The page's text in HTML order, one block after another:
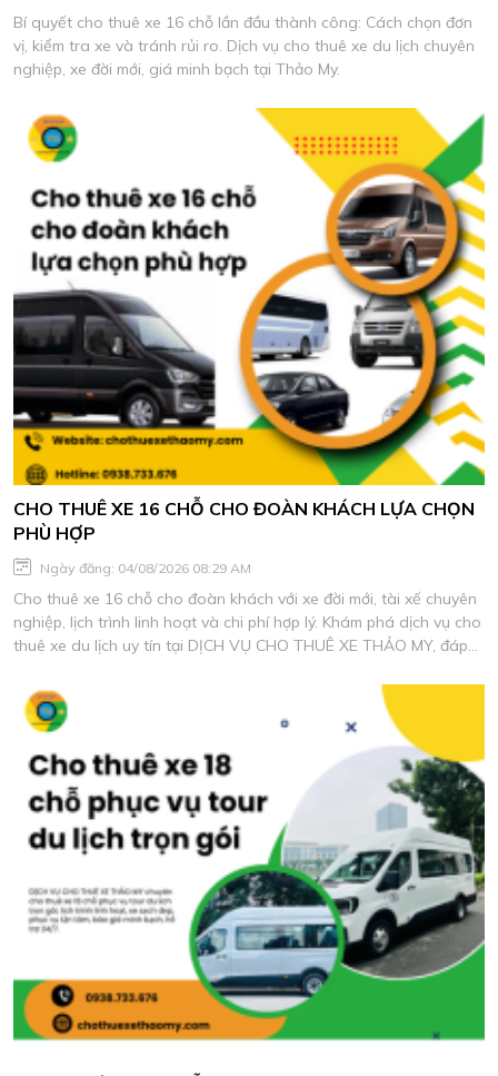
Bí quyết cho thuê xe 16 chỗ lần đầu thành công: Cách chọn đơn
vị, kiểm tra xe và tránh rủi ro. Dịch vụ cho thuê xe du lịch chuyên
nghiệp, xe đời mới, giá minh bạch tại Thảo My.
CHO THUÊ XE 16 CHỖ CHO ĐOÀN KHÁCH LỰA CHỌN
PHÙ HỢP
Ngày đăng: 04/08/2026 08:29 AM
Cho thuê xe 16 chỗ cho đoàn khách với xe đời mới, tài xế chuyên
nghiệp, lịch trình linh hoạt và chi phí hợp lý. Khám phá dịch vụ cho
thuê xe du lịch uy tín tại DỊCH VỤ CHO THUÊ XE THẢO MY, đáp